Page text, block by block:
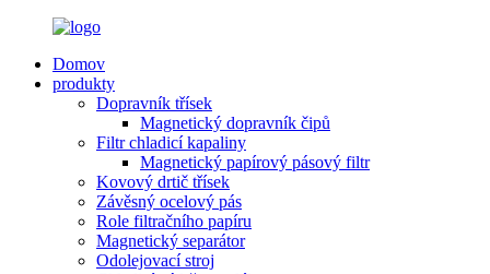
Domov
produkty
Dopravník třísek
Magnetický dopravník čipů
Filtr chladicí kapaliny
Magnetický papírový pásový filtr
Kovový drtič třísek
Závěsný ocelový pás
Role filtračního papíru
Magnetický separátor
Odolejovací stroj